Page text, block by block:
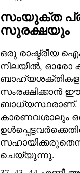
സംയുക്ത
സുരക്ഷയും
ഒരു രാഷ്ട്രീയ
നിലയില്‍, ഓരോ
സംരക്ഷിക്കാന്‍ ഈ
ബാധ്യസ്ഥരാണ്.
കാരണവശാലും
ചെയ്യുന്നു.